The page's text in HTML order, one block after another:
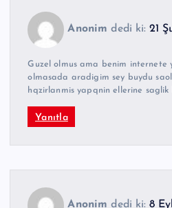
Anonim dedi ki: 21
Guzel olmus ama benim internete
olmasada aradigim sey buydu
hqzirlanmis yapqnin ellerine saglik
Yanıtla
Anonim dedi ki: 8